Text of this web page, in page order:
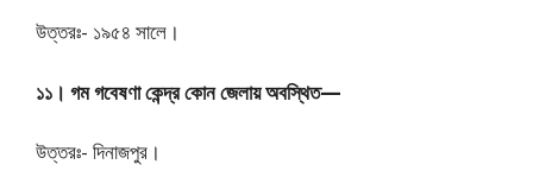
উত্তরঃ- ১৯৫৪ সালে।
১১। গম গবেষণা কেন্দ্র কোন জেলায় অবস্থিত—
উত্তরঃ- দিনাজপুর।